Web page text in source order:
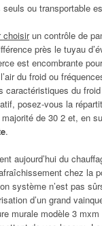
ou transportable
choisirun contrôle de
près le tuyau
est encombrante
du froid ou
du
posez-vous la
de 30 2 et, en
.
aujourd’hui du
chez la
système n’est pas
d’un grand
murale modèle 3